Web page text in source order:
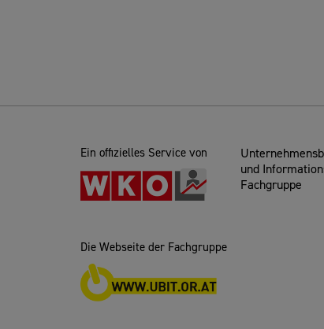
Ein offizielles Service von
und
Fachgruppe
Die Webseite der Fachgruppe